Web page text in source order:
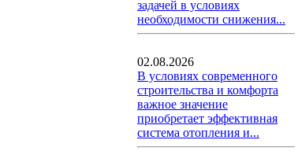
задачей в условиях
необходимости снижения...
02.08.2026
В условиях современного
строительства и комфорта
важное значение
приобретает эффективная
система отопления и...